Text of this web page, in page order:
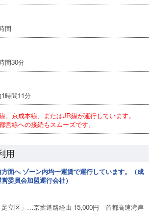
間
間30分
時間11分
、京成本線、またはJR線が運行しています。
営線への接続もスムーズです。
用
面へ ゾーン内均一運賃で運行しています。（成
委員会加盟運行会社）
足立区」…京葉道路経由 15,000円 首都高速湾岸